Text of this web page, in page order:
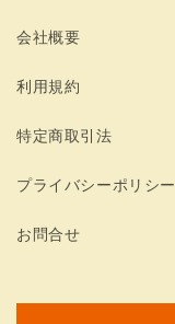
会社概要
利用規約
特定商取引法
プライバシーポリシー
お問合せ